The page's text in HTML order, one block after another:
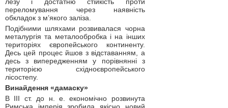
переломування через наявність
обкладок з м’якого заліза.
Подібними шляхами розвивалася чорна
металургія та металообробка і на інших
територіях європейського континенту.
Десь цей процес йшов з відставанням, а
десь з випередженням у порівнянні з
територією східноєвропейського
лісостепу.
Винайдення «дамаску»
В ІІІ ст. до н. е. економічно розвинута